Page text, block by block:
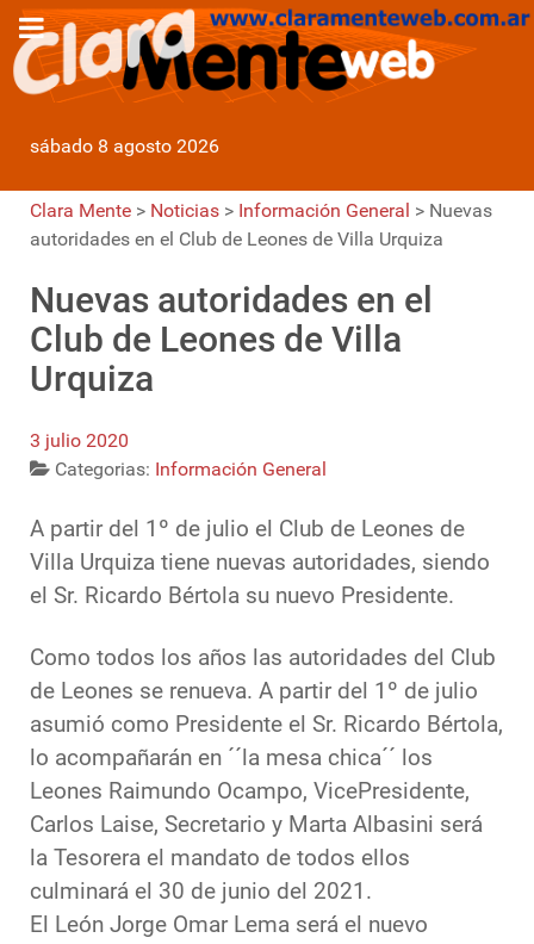
sábado 8 agosto 2026
Clara Mente > Noticias > Información General > Nuevas
autoridades en el Club de Leones de Villa Urquiza
Nuevas autoridades en el
Club de Leones de Villa
Urquiza
3 julio 2020
Categorias: Información General
A partir del 1º de julio el Club de Leones de
Villa Urquiza tiene nuevas autoridades, siendo
el Sr. Ricardo Bértola su nuevo Presidente.
Como todos los años las autoridades del Club
de Leones se renueva. A partir del 1º de julio
asumió como Presidente el Sr. Ricardo Bértola,
lo acompañarán en ´´la mesa chica´´ los
Leones Raimundo Ocampo, VicePresidente,
Carlos Laise, Secretario y Marta Albasini será
la Tesorera el mandato de todos ellos
culminará el 30 de junio del 2021.
El León Jorge Omar Lema será el nuevo